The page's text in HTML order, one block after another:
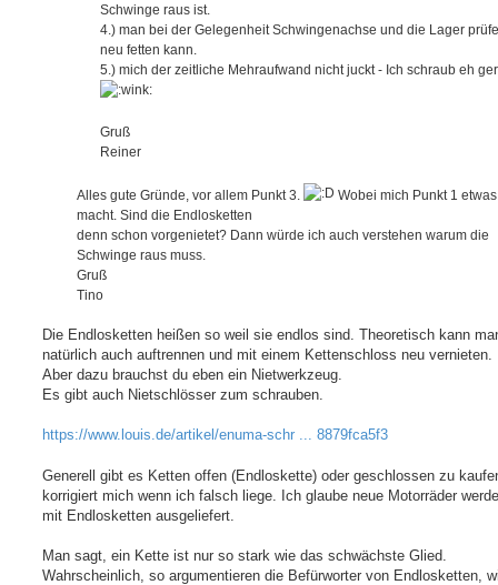
Schwinge raus ist.
4.) man bei der Gelegenheit Schwingenachse und die Lager
neu fetten kann.
5.) mich der zeitliche Mehraufwand nicht juckt - Ich schraub eh
Gruß
Reiner
Alles gute Gründe, vor allem Punkt 3.
Wobei mich Punkt 1
macht. Sind die Endlosketten
denn schon vorgenietet? Dann würde ich auch verstehen warum die
Schwinge raus muss.
Gruß
Tino
Die Endlosketten heißen so weil sie endlos sind. Theoretisch kann
natürlich auch auftrennen und mit einem Kettenschloss neu vernieten.
Aber dazu brauchst du eben ein Nietwerkzeug.
Es gibt auch Nietschlösser zum schrauben.
https://www.louis.de/artikel/enuma-schr ... 8879fca5f3
Generell gibt es Ketten offen (Endloskette) oder geschlossen zu
korrigiert mich wenn ich falsch liege. Ich glaube neue Motorräder
mit Endlosketten ausgeliefert.
Man sagt, ein Kette ist nur so stark wie das schwächste Glied.
Wahrscheinlich, so argumentieren die Befürworter von Endlosketten,